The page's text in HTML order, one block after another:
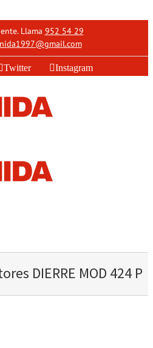
Llama 952 54 29
Twitter Instagram
DIERRE MOD 424 P